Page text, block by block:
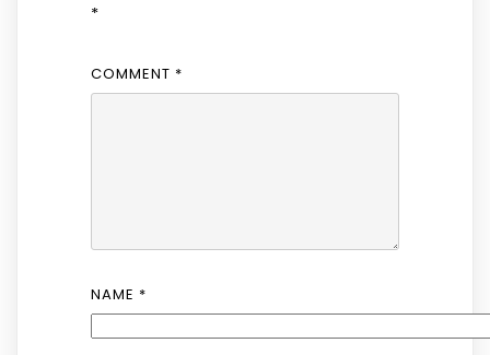
*
COMMENT *
NAME *